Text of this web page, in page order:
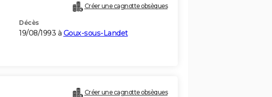
Créer une cagnotte obsèques
Décès
19/08/1993 à Goux-sous-Landet
Créer une cagnotte obsèques